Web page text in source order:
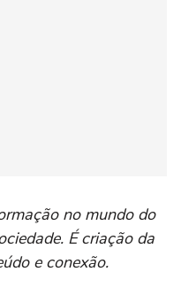
no mundo do
É criação da
e conexão.